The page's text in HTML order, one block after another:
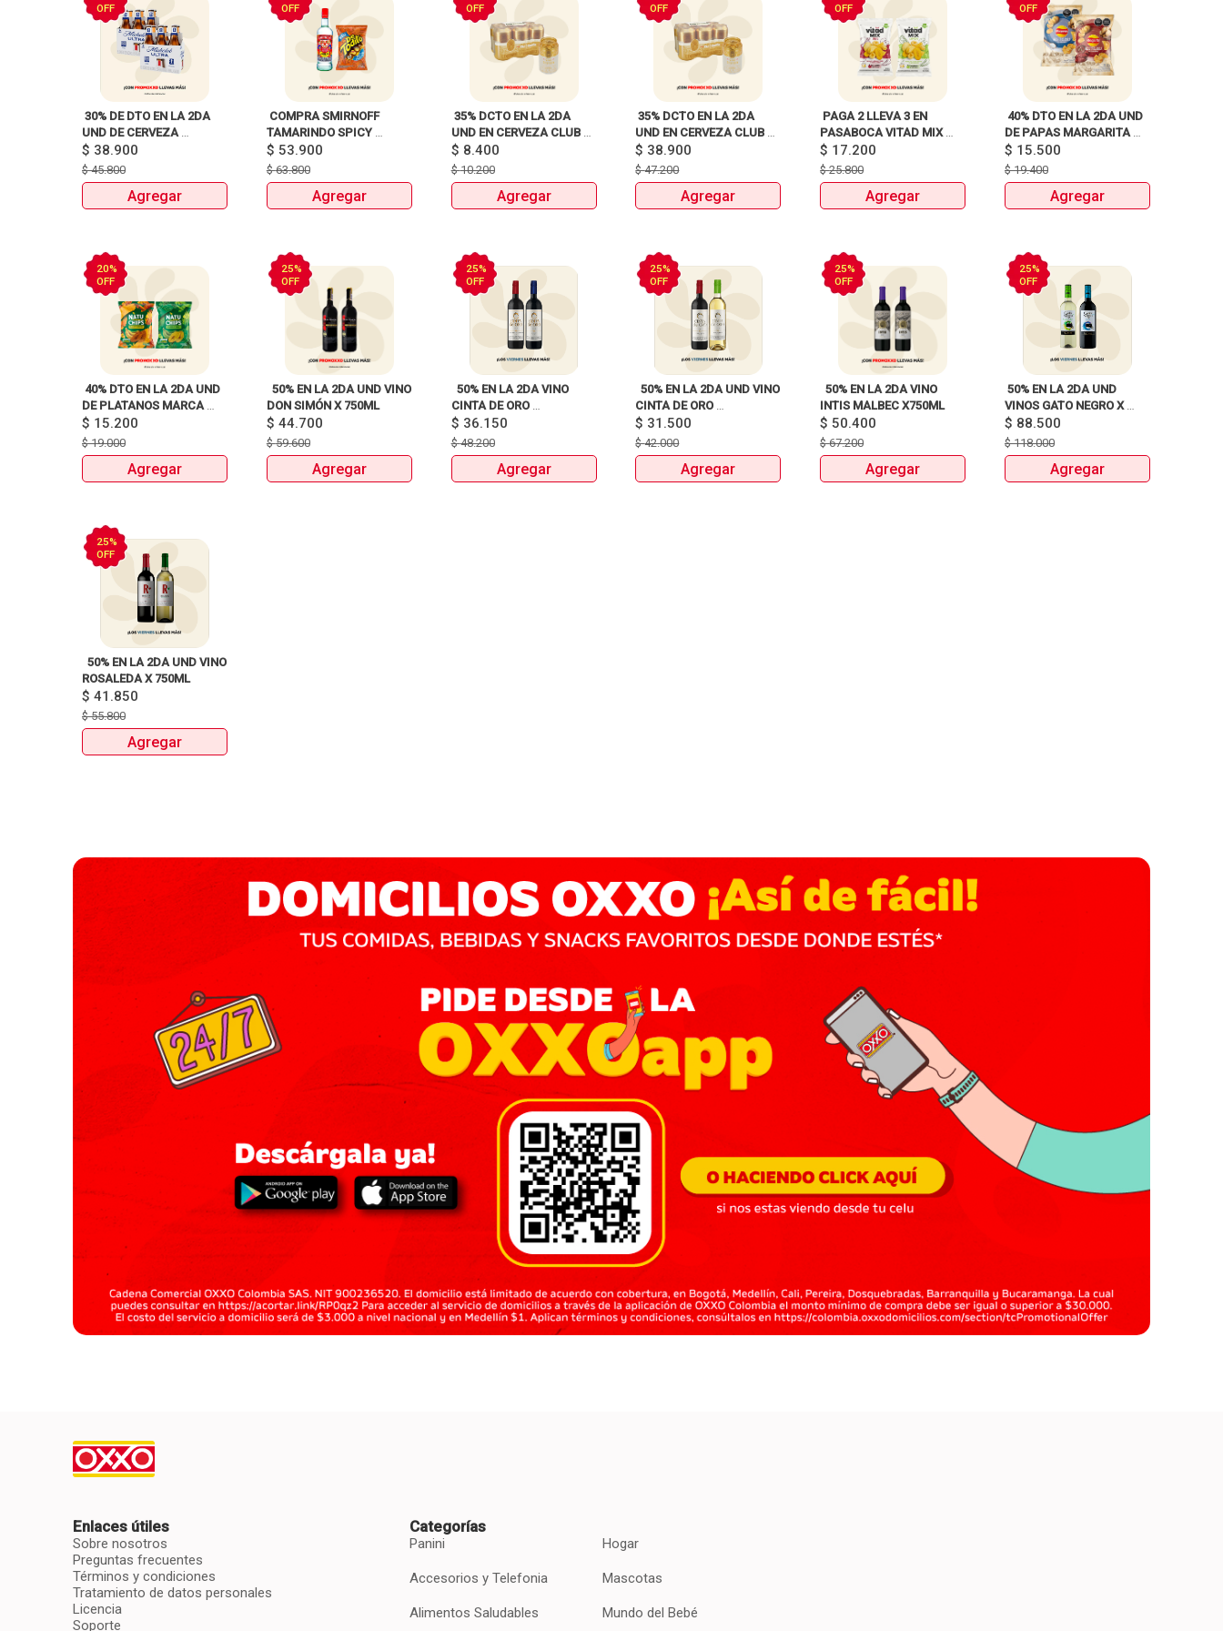
OFF
30% DE DTO EN LA 2DA
UND DE CERVEZA
MICHELOB ULTRA 6PACK
$ 38.900
$45.800
Agregar
OFF
COMPRA SMIRNOFF
TAMARINDO SPICY
X750ml Y LLEVATE
$ 53.900
$63.800
Agregar
OFF
35% DCTO EN LA 2DA
UND EN CERVEZA CLUB
$ 8.400
$10.200
Agregar
OFF
35% DCTO EN LA 2DA
UND EN CERVEZA CLUB
COLOMBIA 330 ML LATA X
6 UNIDADES
ANTES:$47.200
AHORA:$38.900
$ 38.900
$47.200
Agregar
OFF
PAGA 2 LLEVA 3 EN
PASABOCA VITAD MIX
$ 17.200
$25.800
Agregar
OFF
40% DTO EN LA 2DA UND
DE PAPAS MARGARITA
RECETA CLASICA X 120G Y
115G
$ 15.500
$19.400
Agregar
20%
OFF
40% DTO EN LA 2DA UND
DE PLATANOS MARCA
$ 15.200
$19.000
Agregar
25%
OFF
  50% EN LA 2DA UND VINO
DON SIMÓN X 750ML
$ 44.700
$59.600
Agregar
25%
OFF
  50% EN LA 2DA VINO
CINTA DE ORO
$ 36.150
$48.200
Agregar
25%
OFF
  50% EN LA 2DA UND VINO
CINTA DE ORO
$ 31.500
$42.000
Agregar
25%
OFF
  50% EN LA 2DA VINO
INTIS MALBEC X750ML
$ 50.400
$67.200
Agregar
25%
OFF
50% EN LA 2DA UND
VINOS GATO NEGRO X
750ML
$ 88.500
$118.000
Agregar
25%
OFF
  50% EN LA 2DA UND VINO
ROSALEDA X 750ML
$ 41.850
$55.800
Agregar
Enlaces útiles
Sobre nosotros
Preguntas frecuentes
Términos y condiciones
Tratamiento de datos personales
Licencia
Soporte
Categorías
Panini
Accesorios y Telefonia
Alimentos Saludables
Hogar
Mascotas
Mundo del Bebé